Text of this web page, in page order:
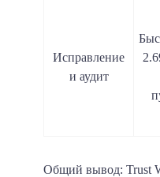
Исправление
и аудит
Общий вывод: Trust